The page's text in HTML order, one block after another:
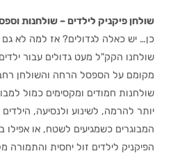
שולחן פיקניק לילדים – שולחנות
כן… יש כאלה לגדולים? אז למה לא גם
שולחנו הקק"ל מעט גדולים עבור
מקומם על הספסל הרחה והשולחן רחב
שולחנות חמודים ומקסימים כמול
יותר להרמה, לשינוע ולנסיעה,
המבוגרים כשמגיעים לשטח, או
הפיקניק לילדים זול יחסית והתמורה